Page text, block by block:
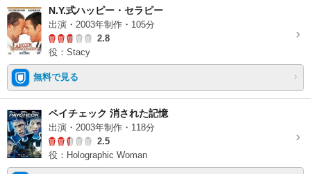
N.Y.式ハッピー・セラピー
出演・2003年制作・105分
2.8
役：Stacy
無料で見る
ペイチェック 消された記憶
出演・2003年制作・118分
2.5
役：Holographic Woman